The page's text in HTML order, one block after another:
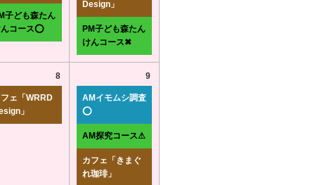
子ども森たん
コース⭕
Design」
PM子ども森たん
けんコース✖
8
ェ「WRRD
」
9
AMイモムシ調査
⭕
AM探究コース⚠
カフェ「きまぐ
れ珈琲」